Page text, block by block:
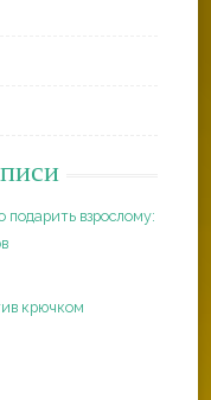
взрослому:
крючком